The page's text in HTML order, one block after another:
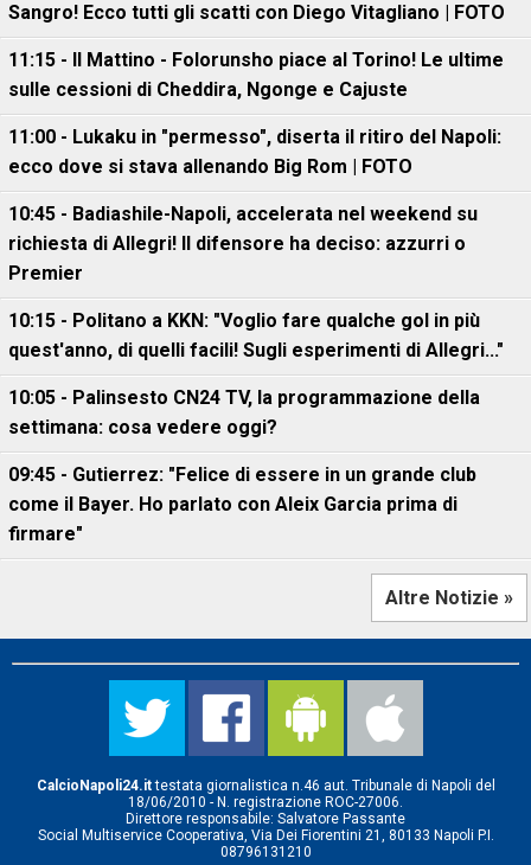
Sangro! Ecco tutti gli scatti con Diego Vitagliano | FOTO
11:15 - Il Mattino - Folorunsho piace al Torino! Le ultime
sulle cessioni di Cheddira, Ngonge e Cajuste
11:00 - Lukaku in "permesso", diserta il ritiro del Napoli:
ecco dove si stava allenando Big Rom | FOTO
10:45 - Badiashile-Napoli, accelerata nel weekend su
richiesta di Allegri! Il difensore ha deciso: azzurri o
Premier
10:15 - Politano a KKN: "Voglio fare qualche gol in più
quest'anno, di quelli facili! Sugli esperimenti di Allegri..."
10:05 - Palinsesto CN24 TV, la programmazione della
settimana: cosa vedere oggi?
09:45 - Gutierrez: "Felice di essere in un grande club
come il Bayer. Ho parlato con Aleix Garcia prima di
firmare"
Altre Notizie »
CalcioNapoli24.ittestata giornalistica n.46 aut. Tribunale di Napoli del
18/06/2010 - N. registrazione ROC-27006.
Direttore responsabile: Salvatore Passante
Social Multiservice Cooperativa, Via Dei Fiorentini 21, 80133 Napoli P.I.
08796131210